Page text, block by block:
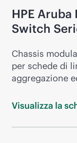
HPE
Switch
Chassis
per schede di
aggregazione
Visualizza la